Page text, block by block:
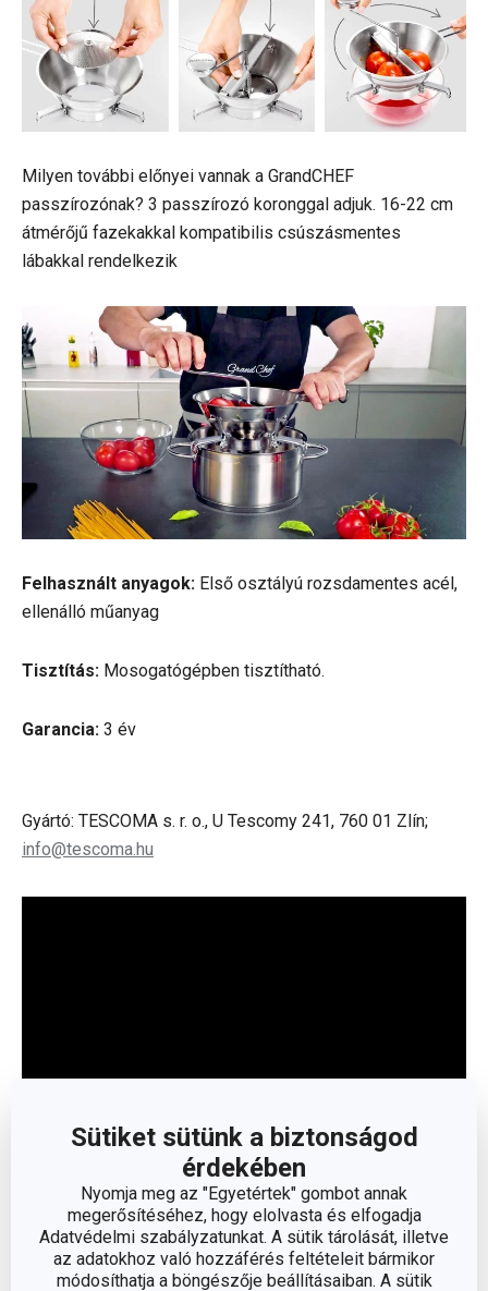
Sütiket sütünk a biztonságod
érdekében
Nyomja meg az "Egyetértek" gombot annak
megerősítéséhez, hogy elolvasta és elfogadja
Adatvédelmi szabályzatunkat. A sütik tárolását, illetve
az adatokhoz való hozzáférés feltételeit bármikor
módosíthatja a böngészője beállításaiban. A sütik
Milyen további előnyei vannak a GrandCHEF
passzírozónak? 3 passzírozó koronggal adjuk. 16-22 cm
átmérőjű fazekakkal kompatibilis csúszásmentes
lábakkal rendelkezik
Felhasznált anyagok: Első osztályú rozsdamentes acél,
ellenálló műanyag
Tisztítás: Mosogatógépben tisztítható.
Garancia: 3 év
Gyártó: TESCOMA s. r. o., U Tescomy 241, 760 01 Zlín;
info@tescoma.hu
Olvasson kevesebbet